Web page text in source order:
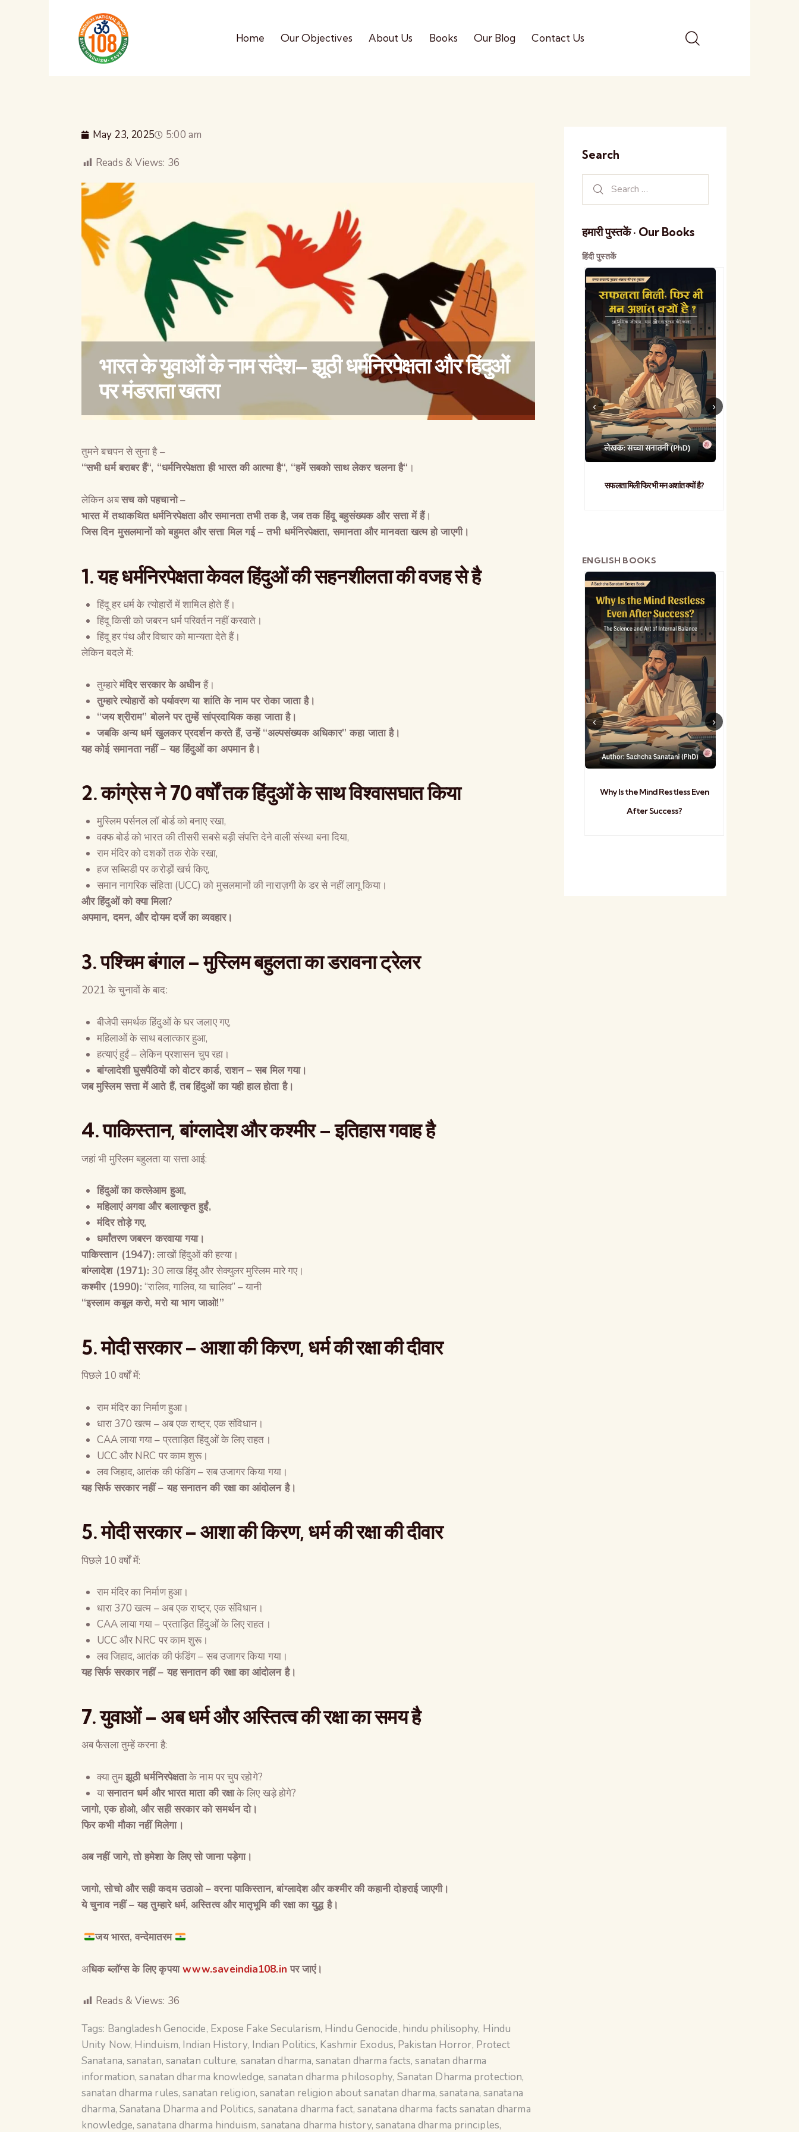
Home Our Objectives About Us Books Our Blog Contact Us
May 23, 2025 5:00 am
Reads & Views: 36
भारत के युवाओं के नाम संदेश– झूठी धर्मनिरपेक्षता और हिंदुओं
पर मंडराता खतरा
तुमने बचपन से सुना है –
“सभी धर्म बराबर हैं“, “धर्मनिरपेक्षता ही भारत की आत्मा है“, “हमें सबको साथ लेकर चलना है“ ।
लेकिन अबसच को पहचानो–
भारत में तथाकथित धर्मनिरपेक्षता और समानता तभी तक है,जब तक हिंदू बहुसंख्यक और सत्ता में हैं।
जिस दिन मुसलमानों को बहुमत और सत्ता मिल गई–तभी धर्मनिरपेक्षता,समानता और मानवता खत्म हो जाएगी।
1.यह धर्मनिरपेक्षता केवल हिंदुओं की सहनशीलता की वजह से है
हिंदू हर धर्म के त्योहारों में शामिल होते हैं।
हिंदू किसी को जबरन धर्म परिवर्तन नहीं करवाते।
हिंदू हर पंथ और विचार को मान्यता देते हैं।
लेकिन बदले में:
तुम्हारेमंदिर सरकार के अधीनहैं।
तुम्हारे त्योहारों को पर्यावरण या शांति के नाम पर रोका जाता है।
“जय श्रीराम”बोलने पर तुम्हें सांप्रदायिक कहा जाता है।
जबकि अन्य धर्म खुलकर प्रदर्शन करते हैं,उन्हें “अल्पसंख्यक अधिकार”कहा जाता है।
यह कोई समानता नहीं–यह हिंदुओं का अपमान है।
2.कांग्रेस ने70वर्षों तक हिंदुओं के साथ विश्वासघात किया
मुस्लिम पर्सनल लॉ बोर्ड को बनाए रखा,
वक्फ बोर्ड को भारत की तीसरी सबसे बड़ी संपत्ति देने वाली संस्था बना दिया,
राम मंदिर को दशकों तक रोके रखा,
हज सब्सिडी पर करोड़ों खर्च किए,
समान नागरिक संहिता (UCC) को मुसलमानों की नाराज़गी के डर से नहीं लागू किया।
और हिंदुओं को क्या मिला?
अपमान,दमन,और दोयम दर्जे का व्यवहार।
3.पश्चिम बंगाल–मुस्लिम बहुलता का डरावना ट्रेलर
2021 के चुनावों के बाद:
बीजेपी समर्थक हिंदुओं के घर जलाए गए,
महिलाओं के साथ बलात्कार हुआ,
हत्याएं हुईं – लेकिन प्रशासन चुप रहा।
बांग्लादेशी घुसपैठियों को वोटर कार्ड,राशन–सब मिल गया।
जब मुस्लिम सत्ता में आते हैं,तब हिंदुओं का यही हाल होता है।
4.पाकिस्तान,बांग्लादेश और कश्मीर–इतिहास गवाह है
जहां भी मुस्लिम बहुलता या सत्ता आई:
हिंदुओं का कत्लेआम हुआ,
महिलाएं अगवा और बलात्कृत हुईं,
मंदिर तोड़े गए,
धर्मांतरण जबरन करवाया गया।
पाकिस्तान (1947): लाखों हिंदुओं की हत्या।
बांग्लादेश (1971): 30 लाख हिंदू और सेक्युलर मुस्लिम मारे गए।
कश्मीर (1990): “रालिव, गालिव, या चालिव” – यानी
“इस्लाम कबूल करो,मरो या भाग जाओ!”
5.मोदी सरकार–आशा की किरण,धर्म की रक्षा की दीवार
पिछले 10 वर्षों में:
राम मंदिर का निर्माण हुआ।
धारा 370 खत्म – अब एक राष्ट्र, एक संविधान।
CAA लाया गया – प्रताड़ित हिंदुओं के लिए राहत।
UCC और NRC पर काम शुरू।
लव जिहाद, आतंक की फंडिंग – सब उजागर किया गया।
यह सिर्फ सरकार नहीं–यह सनातन की रक्षा का आंदोलन है।
5.मोदी सरकार–आशा की किरण,धर्म की रक्षा की दीवार
पिछले 10 वर्षों में:
राम मंदिर का निर्माण हुआ।
धारा 370 खत्म – अब एक राष्ट्र, एक संविधान।
CAA लाया गया – प्रताड़ित हिंदुओं के लिए राहत।
UCC और NRC पर काम शुरू।
लव जिहाद, आतंक की फंडिंग – सब उजागर किया गया।
यह सिर्फ सरकार नहीं–यह सनातन की रक्षा का आंदोलन है।
7.युवाओं– अब धर्म और अस्तित्व की रक्षा का समय है
अब फैसला तुम्हें करना है:
क्या तुमझूठी धर्मनिरपेक्षताके नाम पर चुप रहोगे?
यासनातन धर्म और भारत माता की रक्षाके लिए खड़े होगे?
जागो,एक होओ,और सही सरकार को समर्थन दो।
फिर कभी मौका नहीं मिलेगा।
अब नहीं जागे,तो हमेशा के लिए सो जाना पड़ेगा।
जागो,सोचो और सही कदम उठाओ–वरना पाकिस्तान,बांग्लादेश और कश्मीर की कहानी दोहराई जाएगी।
ये चुनाव नहीं–यह तुम्हारे धर्म,अस्तित्व और मातृभूमि की रक्षा का युद्ध है।
जय भारत,वन्देमातरम
अधिक ब्लॉग्स के लिए कृपयाwww.saveindia108.in पर जाएं।
Reads & Views: 36
Tags: Bangladesh Genocide, Expose Fake Secularism, Hindu Genocide, hindu philisophy, Hindu
Unity Now, Hinduism, Indian History, Indian Politics, Kashmir Exodus, Pakistan Horror, Protect
Sanatana,sanatan, sanatan culture, sanatan dharma,sanatan dharma facts,sanatan dharma
information,sanatan dharma knowledge, sanatan dharma philosophy, Sanatan Dharma protection,
sanatan dharma rules,sanatan religion,sanatan religion about sanatan dharma, sanatana, sanatana
dharma, Sanatana Dharma and Politics, sanatana dharma fact,sanatana dharma facts sanatan dharma
knowledge,sanatana dharma hinduism, sanatana dharma history,sanatana dharma principles,
Search
हमारी पुस्तकें · Our Books
हिंदी पुस्तकें
सफलता मिली फिर भी मन अशांत क्यों है?
ENGLISH BOOKS
Why Is the Mind Restless Even
After Success?